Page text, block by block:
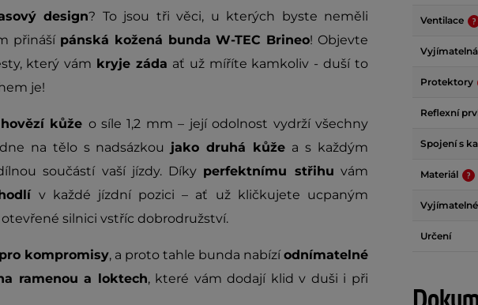
design? To jsou tři věci, u kterých byste neměli
přináší pánská kožená bunda W-TEC Brineo! Objevte
který vám kryje záda ať už míříte kamkoliv - duší to
je!
kůže o síle 1,2 mm – její odolnost vydrží všechny
na tělo s nadsázkou jako druhá kůže a s každým
součástí vaší jízdy. Díky perfektnímu střihu vám
v každé jízdní pozici – ať už kličkujete ucpaným
silnici vstříc dobrodružství.
kompromisy, a proto tahle bunda nabízíodnímatelné
ramenou a loktech, které vám dodají klid v duši i při
Ventilace
Protektory
Reflexní
Spojení s
Materiál
Určení